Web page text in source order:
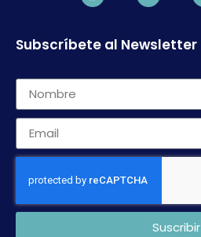
Subscríbete al Newsletter
Suscribir